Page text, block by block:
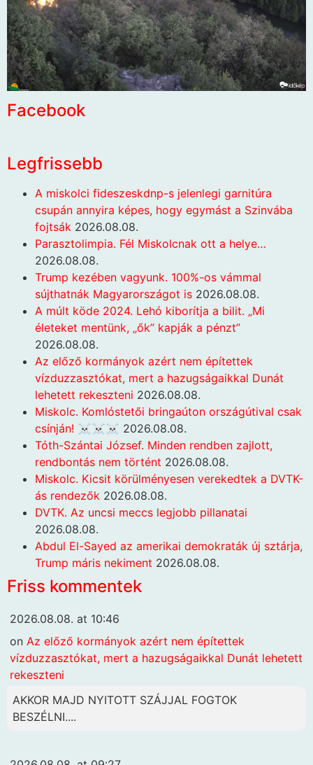
Facebook
Legfrissebb
A miskolci fideszeskdnp-s jelenlegi garnitúra
csupán annyira képes, hogy egymást a Szinvába
fojtsák 2026.08.08.
Parasztolimpia. Fél Miskolcnak ott a helye…
2026.08.08.
Trump kezében vagyunk. 100%-os vámmal
sújthatnák Magyarországot is 2026.08.08.
A múlt köde 2024. Lehó kiborítja a bilit. „Mi
életeket mentünk, „ők” kapják a pénzt”
2026.08.08.
Az előző kormányok azért nem építettek
vízduzzasztókat, mert a hazugságaikkal Dunát
lehetett rekeszteni 2026.08.08.
Miskolc. Komlóstetői bringaúton országútival csak
csínján! ☠️☠️☠️ 2026.08.08.
Tóth-Szántai József. Minden rendben zajlott,
rendbontás nem történt 2026.08.08.
Miskolc. Kicsit körülményesen verekedtek a DVTK-
ás rendezők 2026.08.08.
DVTK. Az uncsi meccs legjobb pillanatai
2026.08.08.
Abdul El-Sayed az amerikai demokraták új sztárja,
Trump máris nekiment 2026.08.08.
Friss kommentek
2026.08.08. at 10:46
on Az előző kormányok azért nem építettek
vízduzzasztókat, mert a hazugságaikkal Dunát lehetett
rekeszteni
AKKOR MAJD NYITOTT SZÁJJAL FOGTOK
BESZÉLNI....